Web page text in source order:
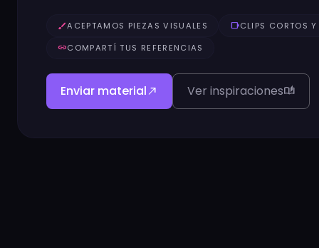
brushACEPTAMOS PIEZAS VISUALES videocamCLIPS CORTOS Y
linkCOMPARTÍ TUS REFERENCIAS
Enviar material north_east Ver inspiracionesauto_stories